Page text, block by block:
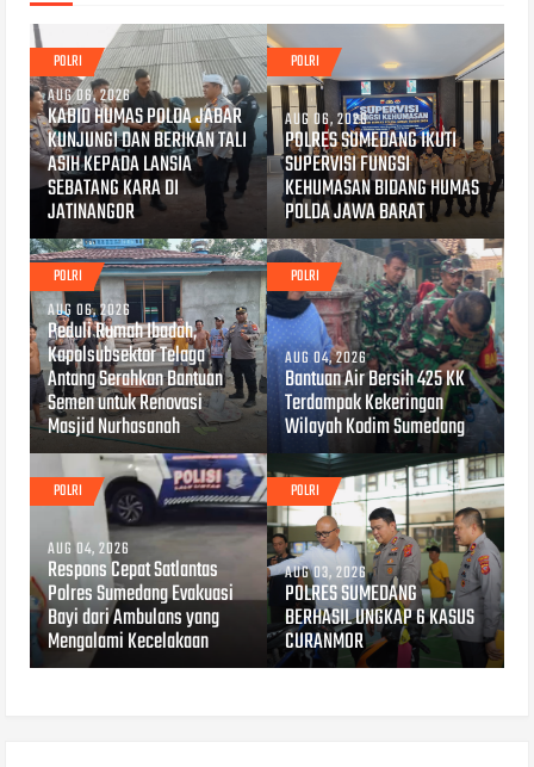
POLRI
AUG 06, 2026
KABID HUMAS POLDA JABAR
KUNJUNGI DAN BERIKAN TALI
ASIH KEPADA LANSIA
SEBATANG KARA DI
JATINANGOR
POLRI
AUG 06, 2026
POLRES SUMEDANG IKUTI
SUPERVISI FUNGSI
KEHUMASAN BIDANG HUMAS
POLDA JAWA BARAT
POLRI
AUG 06, 2026
Peduli Rumah Ibadah,
Kapolsubsektor Telaga
Antang Serahkan Bantuan
Semen untuk Renovasi
Masjid Nurhasanah
POLRI
AUG 04, 2026
Bantuan Air Bersih 425 KK
Terdampak Kekeringan
Wilayah Kodim Sumedang
POLRI
AUG 04, 2026
Respons Cepat Satlantas
Polres Sumedang Evakuasi
Bayi dari Ambulans yang
Mengalami Kecelakaan
POLRI
AUG 03, 2026
POLRES SUMEDANG
BERHASIL UNGKAP 6 KASUS
CURANMOR